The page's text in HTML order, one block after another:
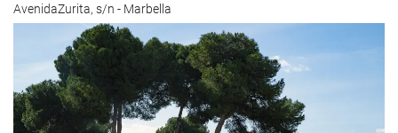
AvenidaZurita, s/n - Marbella